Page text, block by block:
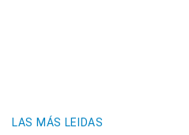
LAS MÁS LEIDAS